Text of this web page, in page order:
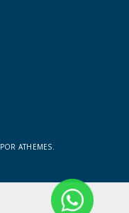
POR ATHEMES.